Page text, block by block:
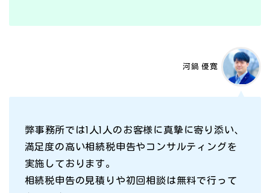
河鍋 優寛
弊事務所では1人1人のお客様に真摯に寄り添い、
満足度の高い相続税申告やコンサルティングを
実施しております。
相続税申告の見積りや初回相談は無料で行って